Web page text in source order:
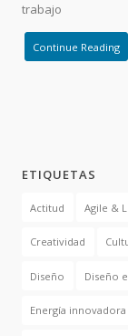
trabajo
Continue Reading
ETIQUETAS
Actitud Agile &
Creatividad
Diseño Diseño
Energía innovadora